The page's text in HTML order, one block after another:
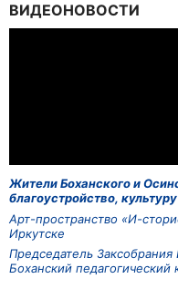
ВИДЕОНОВОСТИ
Жители Боханского и
благоустройство,
Арт-пространство «И-
Иркутске
Председатель
Боханский педагогический